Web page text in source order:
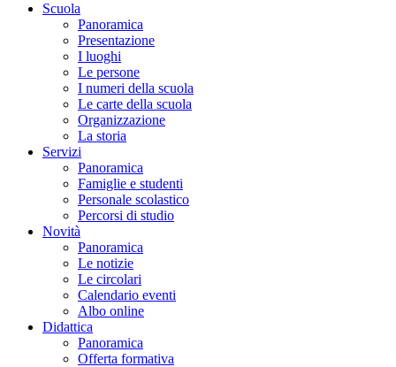
Scuola
Panoramica
Presentazione
I luoghi
Le persone
I numeri della scuola
Le carte della scuola
Organizzazione
La storia
Servizi
Panoramica
Famiglie e studenti
Personale scolastico
Percorsi di studio
Novità
Panoramica
Le notizie
Le circolari
Calendario eventi
Albo online
Didattica
Panoramica
Offerta formativa